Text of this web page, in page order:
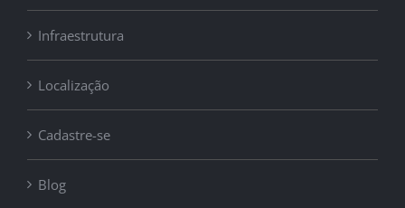
Infraestrutura
Localização
Cadastre-se
Blog